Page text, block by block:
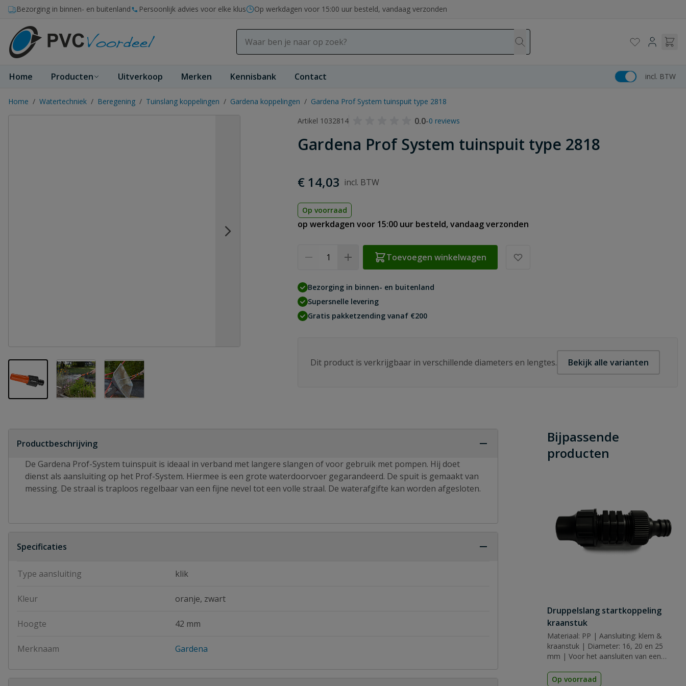
Ga naar de inhoud
Bezorging in binnen- en buitenland Persoonlijk advies voor elke klus Op werkdagen voor 15:00 uur besteld, vandaag verzonden
Home Producten Uitverkoop Merken Kennisbank Contact incl. BTW
Home / Watertechniek / Beregening / Tuinslang koppelingen / Gardena koppelingen / Gardena Prof System tuinspuit type 2818
Artikel 1032814
0.0-0 reviews
Gardena Prof System tuinspuit type 2818
View larger imageView larger imageView larger image
€ 14,03
Op voorraad
op werkdagen voor 15:00 uur besteld, vandaag verzonden
Toevoegen winkelwagen
Bezorging in binnen- en buitenland
Supersnelle levering
Gratis pakketzending vanaf €200
Dit product is verkrijgbaar in verschillende diameters en lengtes. Bekijk alle varianten
Productbeschrijving
De Gardena Prof-System tuinspuit is ideaal in verband met langere slangen of voor gebruik met pompen. Hij doet
dienst als aansluiting op het Prof-System. Hiermee is een grote waterdoorvoer gegarandeerd. De spuit is gemaakt van
messing. De straal is traploos regelbaar van een fijne nevel tot een volle straal. De waterafgifte kan worden afgesloten.
Specificaties
Type aansluiting klik
Kleur oranje, zwart
Hoogte 42 mm
Merknaam Gardena
Bijpassende
producten
Druppelslang startkoppeling
kraanstuk
Materiaal: PP | Aansluiting: klem &
kraanstuk | Diameter: 16, 20 en 25
mm | Voor het aansluiten van een
Op voorraad